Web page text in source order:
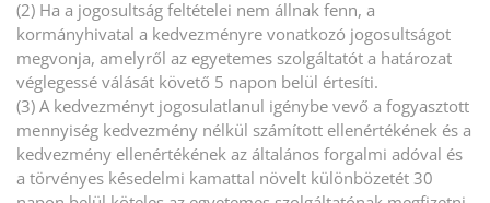
(2) Ha a jogosultság feltételei nem állnak fenn, a
kormányhivatal a kedvezményre vonatkozó jogosultságot
megvonja, amelyről az egyetemes szolgáltatót a határozat
véglegessé válását követő 5 napon belül értesíti.
(3) A kedvezményt jogosulatlanul igénybe vevő a fogyasztott
mennyiség kedvezmény nélkül számított ellenértékének és a
kedvezmény ellenértékének az általános forgalmi adóval és
a törvényes késedelmi kamattal növelt különbözetét 30